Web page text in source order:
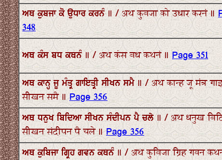
ਅਥ ਕੁਬਜਾ ਕੋ ਉਧਾਰ ਕਰਨੰ ॥ / अथ कुबजा को उधार करनं ॥
348
ਅਥ ਕੰਸ ਬਧ ਕਥਨੰ ॥ / अथ कंस बध कथनं ॥Page 351
ਅਥ ਕਾਨ੍ਹ ਜੂ ਮੰਤ੍ਰ ਗਾਇਤ੍ਰੀ ਸੀਖਨ ਸਮੈ ॥ / अथ कान्ह जू मंत्र
सीखन समै ॥Page 356
ਅਥ ਧਨੁਖ ਬਿਦਿਆ ਸੀਖਨ ਸੰਦੀਪਨ ਪੈ ਚਲੇ ॥ / अथ धनुख
सीखन संदीपन पै चले ॥Page 356
ਅਥ ਕੁਬਿਜਾ ਗ੍ਰਿਹ ਗਵਨ ਕਥਨੰ ॥ / अथ कुबिजा ग्रिह गवन